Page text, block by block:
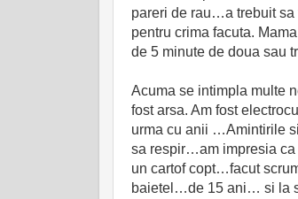
pareri de rau…a trebuit sa
pentru crima facuta.
de 5 minute de doua sau
Acuma se intimpla multe
fost arsa. Am fost
urma cu anii …Amintirile
sa respir…am impresia
un cartof copt…facut
baietel…de 15 ani… si la